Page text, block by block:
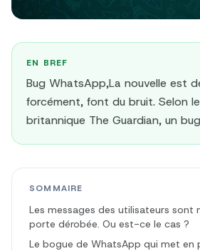
EN BREF
Bug WhatsApp,La nouvelle est
forcément, font du bruit. Selon
britannique The Guardian, un
SOMMAIRE
Les messages des utilisateurs sont
porte dérobée. Ou est-ce le cas ?
Le bogue de WhatsApp qui met en